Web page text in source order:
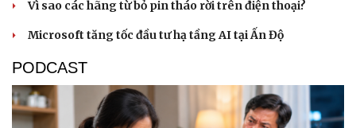
Vì sao các hãng từ bỏ pin tháo rời trên điện thoại?
Microsoft tăng tốc đầu tư hạ tầng AI tại Ấn Độ
PODCAST